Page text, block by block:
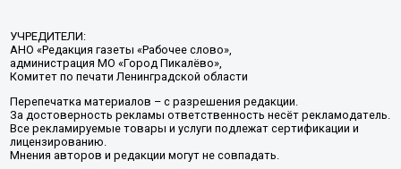
УЧРЕДИТЕЛИ:
АНО «Редакция газеты «Рабочее слово»,
администрация МО «Город Пикалёво»,
Комитет по печати Ленинградской области
Перепечатка материалов – с разрешения редакции.
За достоверность рекламы ответственность несёт рекламодатель.
Все рекламируемые товары и услуги подлежат сертификации и
лицензированию.
Мнения авторов и редакции могут не совпадать.